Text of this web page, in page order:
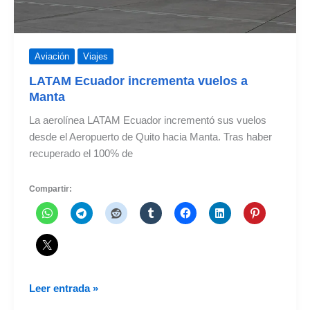
Aviación Viajes
LATAM Ecuador incrementa vuelos a
Manta
La aerolínea LATAM Ecuador incrementó sus vuelos
desde el Aeropuerto de Quito hacia Manta. Tras haber
recuperado el 100% de
Compartir:
LATAM
Leer entrada »